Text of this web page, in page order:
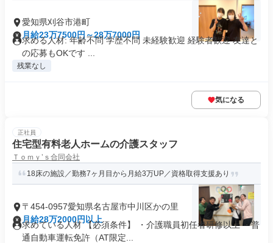
愛知県刈谷市港町
月給23万7500円～28万7000円
求める人材: 年齢不問 学歴不問 未経験歓迎 経験者歓迎 友達と
の応募もOKです ...
残業なし
気になる
正社員
住宅型有料老人ホームの介護スタッフ
Ｔｏｍｙ’ｓ合同会社
18床の施設／勤務7ヶ月目から月給3万UP／資格取得支援あり
〒454-0957愛知県名古屋市中川区かの里
月給28万2000円以上
求めている人材 【必須条件】 ・介護職員初任者研修以上 ・普
通自動車運転免許（AT限定...